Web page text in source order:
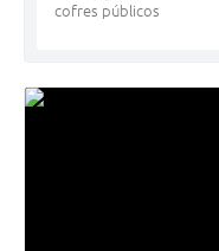
cofres públicos